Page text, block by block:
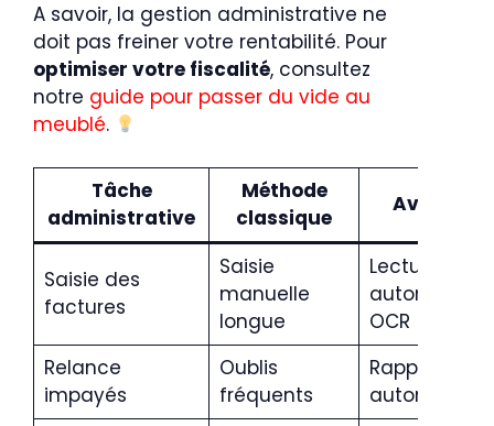
A savoir, la gestion administrative ne
doit pas freiner votre rentabilité. Pour
optimiser votre fiscalité, consultez
notre guide pour passer du vide au
meublé.
Tâche
administrative
Méthode
classique
Avec
Saisie des
factures
Saisie
manuelle
longue
Lecture
OCR
Relance
impayés
Oublis
fréquents
Rappels
automatisés